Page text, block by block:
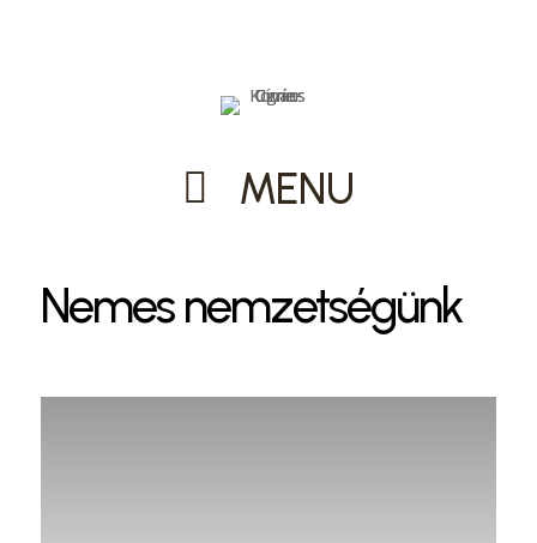
MENU
Nemes nemzetségünk